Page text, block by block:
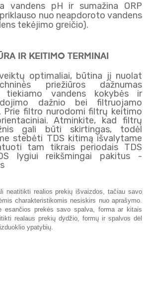
vandens pH ir sumažina ORP
nuo neapdoroto vandens
tekėjimo greičio).
IR KEITIMO TERMINAI
optimaliai, būtina jį nuolat
priežiūros dažnumas
tiekiamo vandens kokybės ir
dažnio bei filtruojamo
Prie filtro nurodomi filtrų keitimo
Atminkite, kad filtrų
gali būti skirtingas, todėl
stebėti TDS kitimą išvalytame
tam tikrais periodais TDS
lygiui reikšmingai pakitus -
neatitikti realios prekių išvaizdos, tačiau savo
charakteristikomis nesiskirs nuo aprašymo.
esančios prekės savo spalva, forma ar kitais
realaus prekių dydžio, formų ir spalvos dėl
ypatybių.